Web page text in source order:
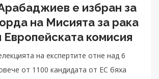
е избран за
на Мисията за рака
комисия
на експертите отне над 6
от 1100 кандидата от ЕС бяха